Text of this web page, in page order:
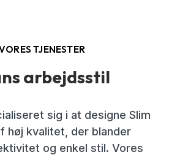
TJENESTER
arbejdsstil
sig i at designe Slim
høj kvalitet, der blander
og enkel stil. Vores